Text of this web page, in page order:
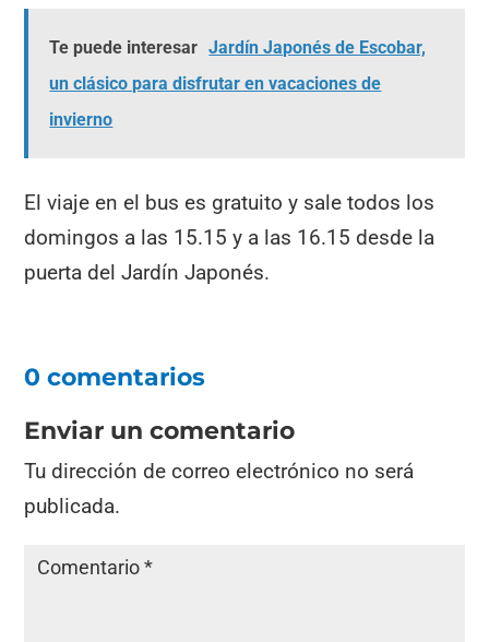
Te puede interesar Jardín Japonés de Escobar,
un clásico para disfrutar en vacaciones de
invierno
El viaje en el bus es gratuito y sale todos los
domingos a las 15.15 y a las 16.15 desde la
puerta del Jardín Japonés.
0 comentarios
Enviar un comentario
Tu dirección de correo electrónico no será
publicada.